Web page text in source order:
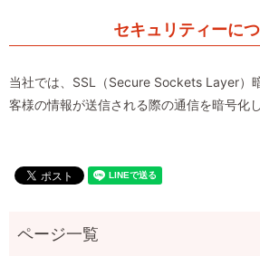
セキュリティーに
当社では、SSL（Secure Sockets Layer）
客様の情報が送信される際の通信を暗号化